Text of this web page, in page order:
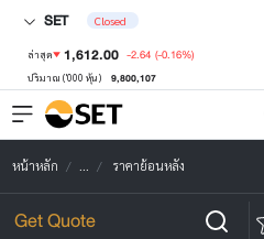
SET Closed
ล่าสุด 1,612.00 -2.64 (-0.16%)
ปริมาณ ('000 หุ้น) 9,800,107
หน้าหลัก ... ราคาย้อนหลัง